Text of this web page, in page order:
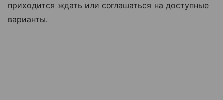
приходится ждать или соглашаться на доступные
варианты.